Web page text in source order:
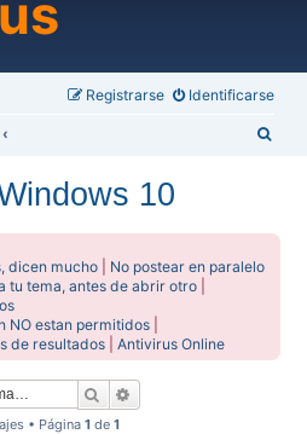
Identificarse
Registrarse
10
dicen mucho
No postear en paralelo
tu tema, antes de abrir otro
NO estan permitidos
de resultados |Antivirus Online
Buscar
• Página 1 de 1